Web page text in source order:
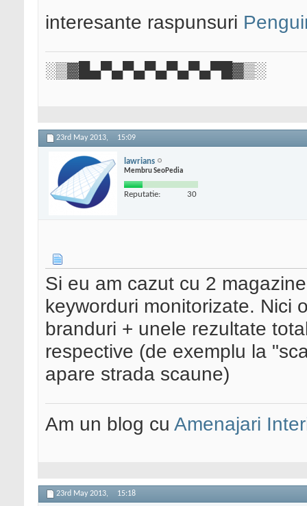
interesante raspunsuri
░▒▓█▄▀▄▀▄▀▄▀▄▀▄▀█▓▒░
23rd May 2013, 15:09
lawrians
Membru SeoPedia
Reputatie: 30
Si eu am cazut cu 2
keyworduri monitorizate. Nici
branduri + unele rezultate
respective (de exemplu la
apare strada scaune)
Am un blog cu Amenajari
23rd May 2013, 15:18